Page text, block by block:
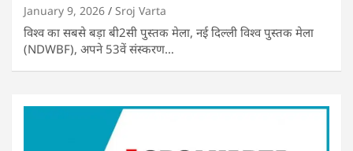
January 9, 2026 Sroj Varta
विश्व का सबसे बड़ा बी2सी पुस्तक मेला, नई दिल्ली विश्व पुस्तक मेला
(NDWBF), अपने 53वें संस्करण…